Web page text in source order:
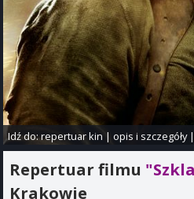
Idź do:repertuar kin |opis i szczegóły
Repertuar filmu
Krakowie